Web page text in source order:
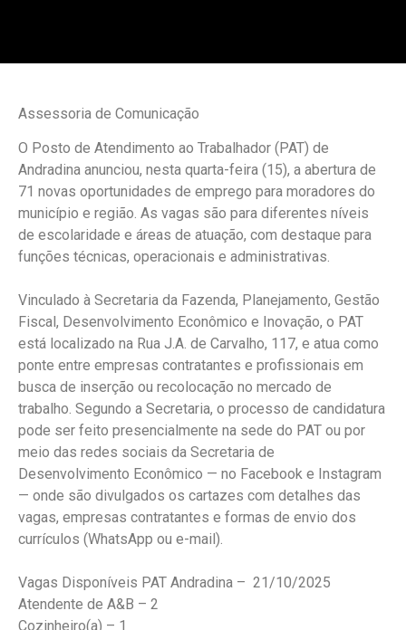
Assessoria de Comunicação
O Posto de Atendimento ao Trabalhador (PAT) de
Andradina anunciou, nesta quarta-feira (15), a abertura de
71 novas oportunidades de emprego para moradores do
município e região. As vagas são para diferentes níveis
de escolaridade e áreas de atuação, com destaque para
funções técnicas, operacionais e administrativas.
Vinculado à Secretaria da Fazenda, Planejamento, Gestão
Fiscal, Desenvolvimento Econômico e Inovação, o PAT
está localizado na Rua J.A. de Carvalho, 117, e atua como
ponte entre empresas contratantes e profissionais em
busca de inserção ou recolocação no mercado de
trabalho. Segundo a Secretaria, o processo de candidatura
pode ser feito presencialmente na sede do PAT ou por
meio das redes sociais da Secretaria de
Desenvolvimento Econômico — no Facebook e Instagram
— onde são divulgados os cartazes com detalhes das
vagas, empresas contratantes e formas de envio dos
currículos (WhatsApp ou e-mail).
Vagas Disponíveis PAT Andradina – 21/10/2025
Atendente de A&B – 2
Cozinheiro(a) – 1